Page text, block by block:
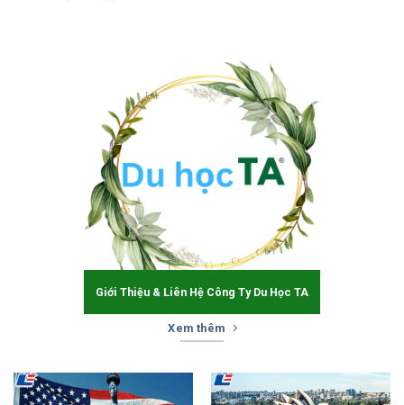
Giới Thiệu & Liên Hệ Công Ty Du Học TA
Xem thêm